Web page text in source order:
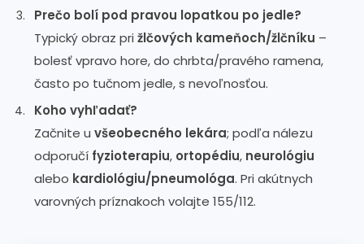
Prečo bolí pod pravou lopatkou po jedle?
Typický obraz pri žlčových kameňoch/žlčníku –
bolesť vpravo hore, do chrbta/pravého ramena,
často po tučnom jedle, s nevoľnosťou.
Koho vyhľadať?
Začnite u všeobecného lekára; podľa nálezu
odporučí fyzioterapiu, ortopédiu, neurológiu
alebo kardiológiu/pneumológa. Pri akútnych
varovných príznakoch volajte 155/112.